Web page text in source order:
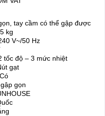
tay cầm có thể gập được
kg
V~/50 Hz
tốc độ – 3 mức nhiệt
gạt
gọn